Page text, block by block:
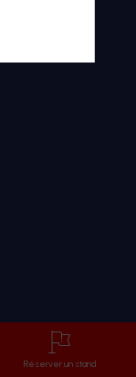
Réserver un stand